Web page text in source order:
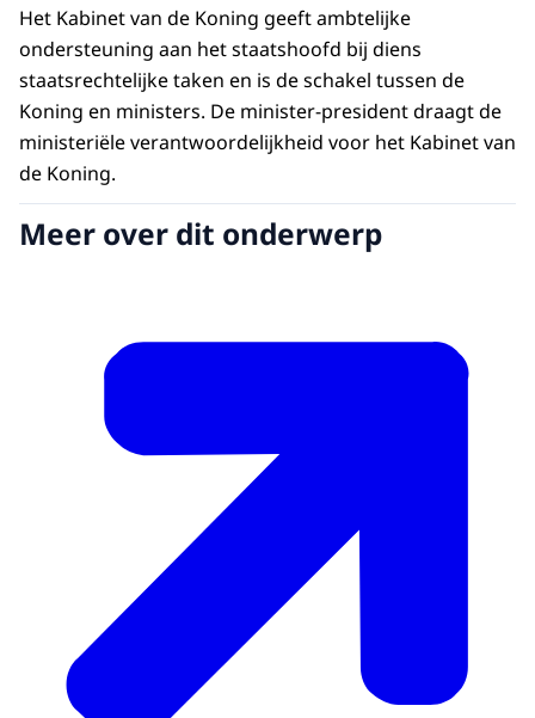
Het Kabinet van de Koning geeft ambtelijke
ondersteuning aan het staatshoofd bij diens
staatsrechtelijke taken en is de schakel tussen de
Koning en ministers. De minister-president draagt de
ministeriële verantwoordelijkheid voor het Kabinet van
de Koning.
Meer over dit onderwerp